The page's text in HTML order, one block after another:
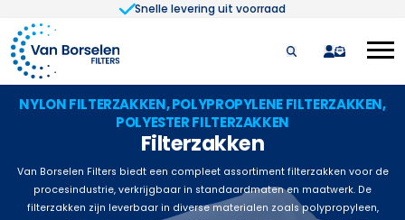
Snelle levering uit voorraad
Ga naar de inhoud
quote
NYLON FILTERZAKKEN, POLYPROPYLENE FILTERZAKKEN,
POLYESTER FILTERZAKKEN
Filterzakken
Van Borselen Filters biedt een compleet assortiment filterzakken voor de
procesindustrie, verkrijgbaar in standaardmaten en maatwerk. De
filterzakken zijn leverbaar in diverse materialen zoals polypropyleen,